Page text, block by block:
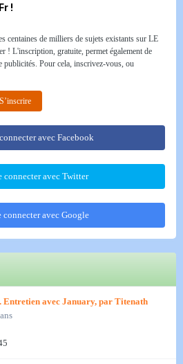
!
centaines de milliers de sujets existants sur LE
! L'inscription, gratuite, permet également de
publicités. Pour cela, inscrivez-vous, ou
S’inscrire
avec Facebook
connecter avec Twitter
connecter avec Google
Entretien avec January, par Titenath